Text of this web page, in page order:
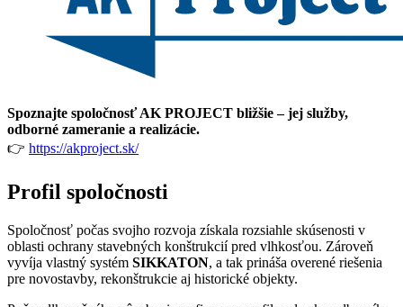
Spoznajte spoločnosť AK PROJECT bližšie – jej služby,
odborné zameranie a realizácie.
👉 https://akproject.sk/
Profil spoločnosti
Spoločnosť počas svojho rozvoja získala rozsiahle skúsenosti v
oblasti ochrany stavebných konštrukcií pred vlhkosťou. Zároveň
vyvíja vlastný systém SIKKATON, a tak prináša overené riešenia
pre novostavby, rekonštrukcie aj historické objekty.